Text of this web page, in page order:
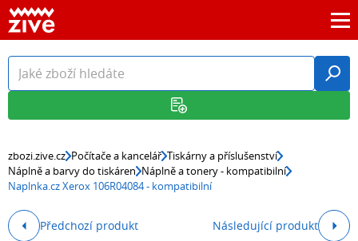
zbozi.zive.cz Počítače a kancelář Tiskárny a příslušenství
Náplně a barvy do tiskáren Náplně a tonery - kompatibilní
Naplnka.cz Xerox 106R04084 - kompatibilní
Předchozí produkt Následující produkt